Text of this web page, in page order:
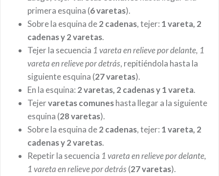
primera esquina (6 varetas).
Sobre la esquina de2 cadenas, tejer: 1 vareta, 2
cadenas y 2 varetas.
Tejer la secuencia 1 vareta en relieve por delante, 1
vareta en relieve por detrás, repitiéndola hasta la
siguiente esquina (27 varetas).
En la esquina: 2 varetas, 2 cadenas y 1 vareta.
Tejervaretas comuneshasta llegar a la siguiente
esquina (28 varetas).
Sobre la esquina de2 cadenas, tejer: 1 vareta, 2
cadenas y 2 varetas.
Repetir la secuencia 1 vareta en relieve por delante,
1 vareta en relieve por detrás(27 varetas).